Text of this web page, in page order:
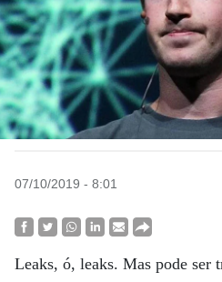
07/10/2019 - 8:01
Leaks, ó, leaks. Mas pode ser